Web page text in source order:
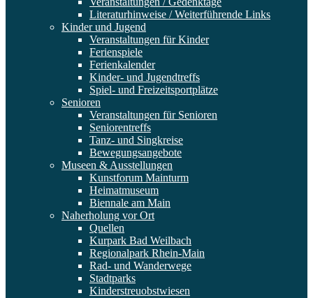
Literaturhinweise / Weiterführende Links
Kinder und Jugend
Veranstaltungen für Kinder
Ferienspiele
Ferienkalender
Kinder- und Jugendtreffs
Spiel- und Freizeitsportplätze
Senioren
Veranstaltungen für Senioren
Seniorentreffs
Tanz- und Singkreise
Bewegungsangebote
Museen & Ausstellungen
Kunstforum Mainturm
Heimatmuseum
Biennale am Main
Naherholung vor Ort
Quellen
Kurpark Bad Weilbach
Regionalpark Rhein-Main
Rad- und Wanderwege
Stadtparks
Kinderstreuobstwiesen